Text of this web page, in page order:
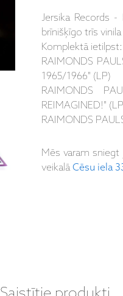
Jersika Records
brīnišķīgo trīs
Komplektā ietilpst:
RAIMONDS
1965/1966" (LP)
RAIMONDS
REIMAGINED!"
RAIMONDS
Mēs varam
veikalāCēsu iela